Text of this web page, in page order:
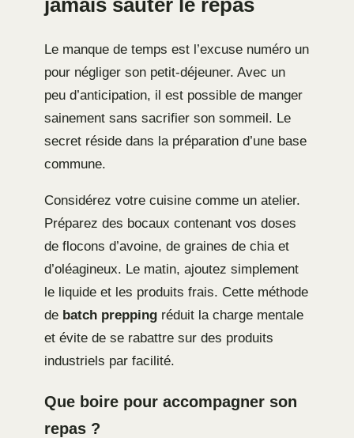
jamais sauter le repas
Le manque de temps est l’excuse numéro un
pour négliger son petit-déjeuner. Avec un
peu d’anticipation, il est possible de manger
sainement sans sacrifier son sommeil. Le
secret réside dans la préparation d’une base
commune.
Considérez votre cuisine comme un atelier.
Préparez des bocaux contenant vos doses
de flocons d’avoine, de graines de chia et
d’oléagineux. Le matin, ajoutez simplement
le liquide et les produits frais. Cette méthode
de batch prepping réduit la charge mentale
et évite de se rabattre sur des produits
industriels par facilité.
Que boire pour accompagner son
repas ?